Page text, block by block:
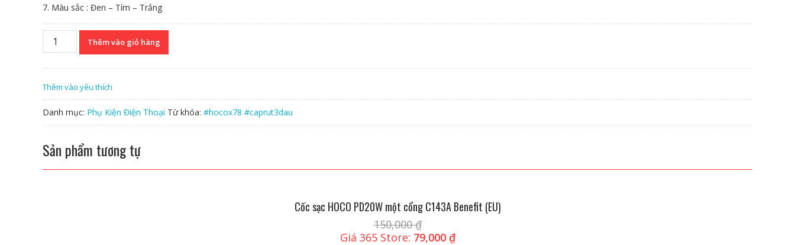
7. Màu sắc : Đen – Tím – Trắng
Cáp
HOCO
x758
số
lượng
Thêm vào giỏ hàng
Thêm vào yêu thích
Danh mục: Phụ Kiện Điện Thoại Từ khóa: #hocox78 #caprut3dau
Sản phẩm tương tự
Cốc sạc HOCO PD20W một cổng C143A Benefit (EU)
150,000₫
Giá 365 Store: 79,000 ₫